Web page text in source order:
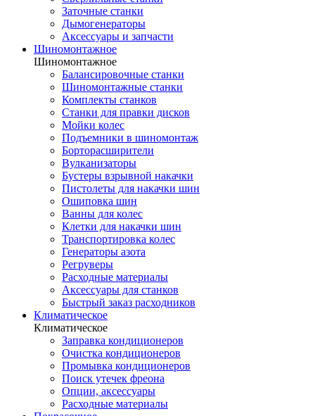
Заточные станки
Дымогенераторы
Аксессуары и запчасти
Шиномонтажное
Шиномонтажное
Балансировочные станки
Шиномонтажные станки
Комплекты станков
Станки для правки дисков
Мойки колес
Подъемники в шиномонтаж
Борторасширители
Вулканизаторы
Бустеры взрывной накачки
Пистолеты для накачки шин
Ошиповка шин
Ванны для колес
Клетки для накачки шин
Транспортировка колес
Генераторы азота
Регруверы
Расходные материалы
Аксессуары для станков
Быстрый заказ расходников
Климатическое
Климатическое
Заправка кондиционеров
Очистка кондиционеров
Промывка кондиционеров
Поиск утечек фреона
Опции, аксессуары
Расходные материалы